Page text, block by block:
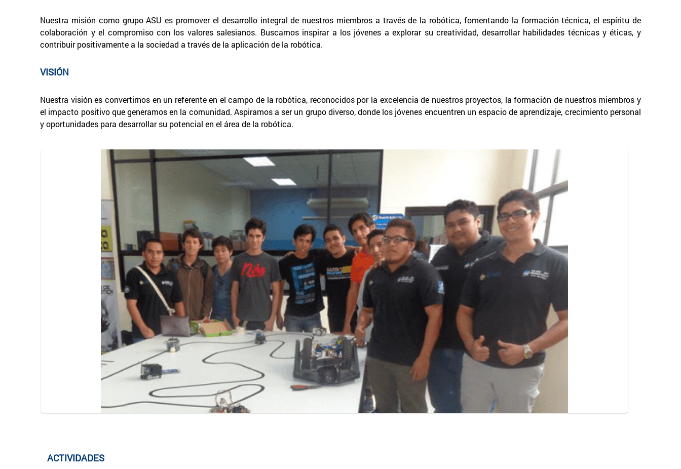
Nuestra misión como grupo ASU es promover el desarrollo integral de nuestros miembros a través de la robótica, fomentando la formación técnica, el espíritu de
colaboración y el compromiso con los valores salesianos. Buscamos inspirar a los jóvenes a explorar su creatividad, desarrollar habilidades técnicas y éticas, y
contribuir positivamente a la sociedad a través de la aplicación de la robótica.
VISIÓN
Nuestra visión es convertirnos en un referente en el campo de la robótica, reconocidos por la excelencia de nuestros proyectos, la formación de nuestros miembros y
el impacto positivo que generamos en la comunidad. Aspiramos a ser un grupo diverso, donde los jóvenes encuentren un espacio de aprendizaje, crecimiento personal
y oportunidades para desarrollar su potencial en el área de la robótica.
ACTIVIDADES